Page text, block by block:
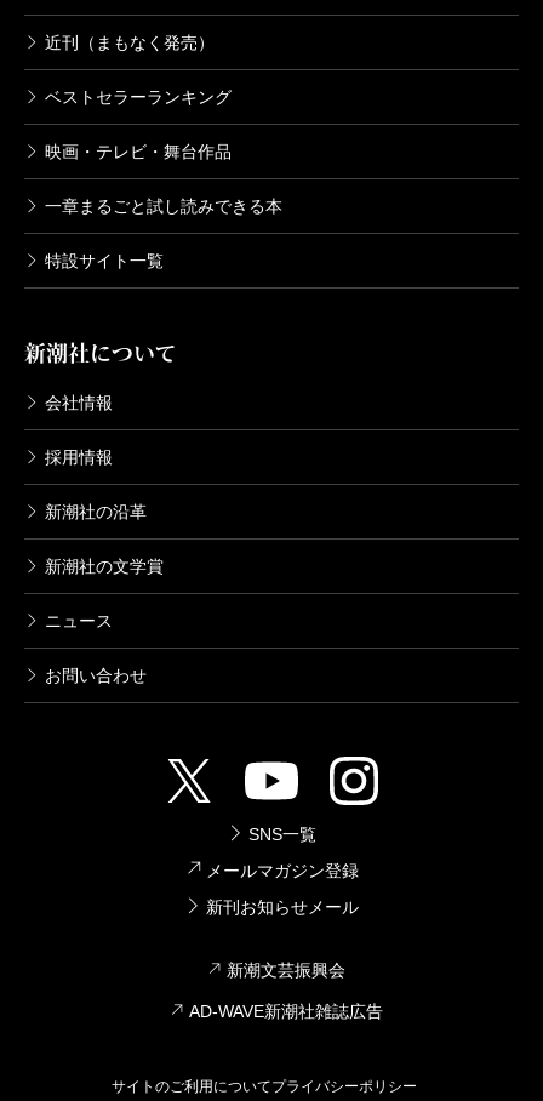
近刊（まもなく発売）
ベストセラーランキング
映画・テレビ・舞台作品
一章まるごと試し読みできる本
特設サイト一覧
新潮社について
会社情報
採用情報
新潮社の沿革
新潮社の文学賞
ニュース
お問い合わせ
SNS一覧
メールマガジン登録
新刊お知らせメール
新潮文芸振興会
AD-WAVE新潮社雑誌広告
サイトのご利用についてプライバシーポリシー